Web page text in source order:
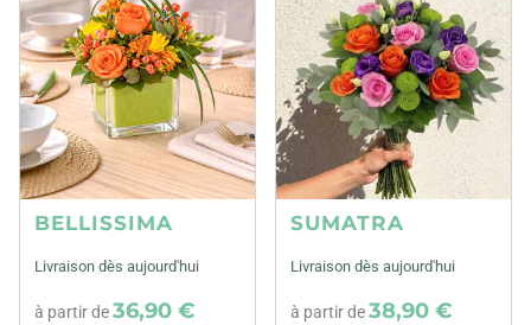
BELLISSIMA
Livraison dès aujourd'hui
à partir de36,90 €
SUMATRA
Livraison dès aujourd'hui
à partir de38,90 €